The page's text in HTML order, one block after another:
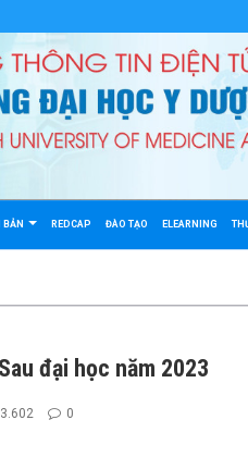
BẢN REDCAP ĐÀO TẠO ELEARNING
đại học năm 2023
3.602 0